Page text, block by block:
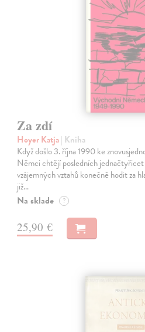
Za zdí
Hoyer Katja| Kniha
Když došlo 3. října 1990 ke
Němci chtějí posledních
vzájemných vztahů konečně hodit za
již…
Na sklade ?
25,90 €